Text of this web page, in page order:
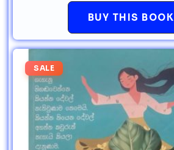
BUY THIS BOOK
SALE